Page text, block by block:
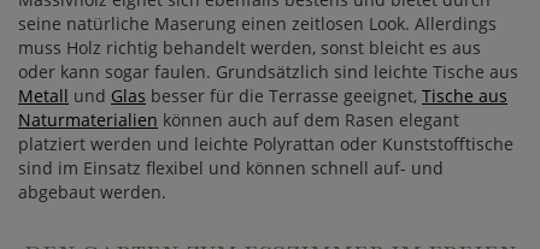
seine natürliche Maserung einen zeitlosen Look. Allerdings
muss Holz richtig behandelt werden, sonst bleicht es aus
oder kann sogar faulen. Grundsätzlich sind leichte Tische aus
Metall und Glas besser für die Terrasse geeignet, Tische aus
Naturmaterialien können auch auf dem Rasen elegant
platziert werden und leichte Polyrattan oder Kunststofftische
sind im Einsatz flexibel und können schnell auf- und
abgebaut werden.